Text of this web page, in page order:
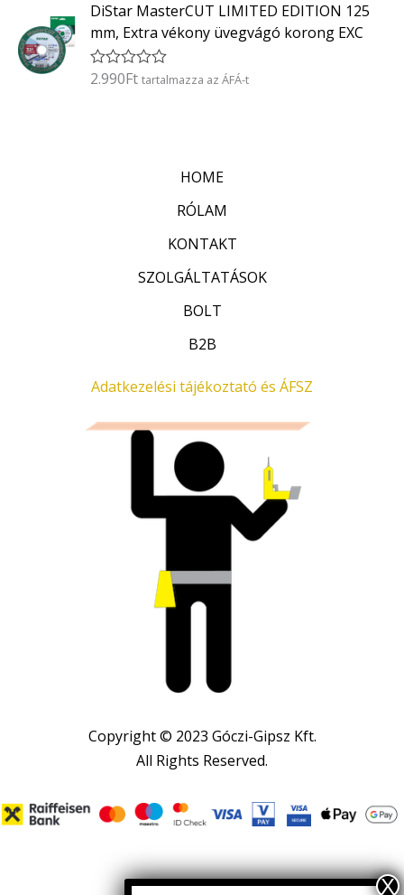
/
5
é
e
l
é
s
DiStar MasterCUT LIMITED EDITION 125
mm, Extra vékony üvegvágó korong EXC
É
2.990Ft tartalmazza az ÁFÁ-t
HOME
RÓLAM
KONTAKT
SZOLGÁLTATÁSOK
BOLT
B2B
Adatkezelési tájékoztató és ÁFSZ
Copyright © 2023 Góczi-Gipsz Kft.
All Rights Reserved.